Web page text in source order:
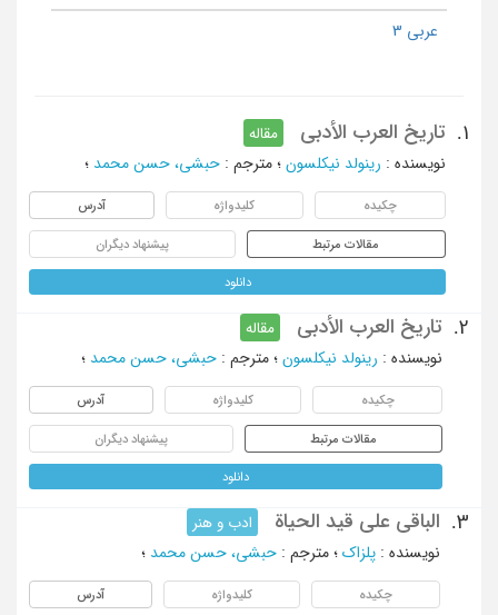
عربی 3
1. تاریخ العرب الأدبی
مقاله
نویسنده : رینولد نیکلسون ؛ مترجم : حبشی، حسن محمد ؛
چکیده کلیدواژه آدرس
مقالات مرتبط پیشنهاد دیگران
دانلود
2. تاریخ العرب الأدبی
مقاله
نویسنده : رینولد نیکلسون ؛ مترجم : حبشی، حسن محمد ؛
چکیده کلیدواژه آدرس
مقالات مرتبط پیشنهاد دیگران
دانلود
3. الباقی علی قید الحیاة
ادب و هنر
نویسنده : پلزاک ؛ مترجم : حبشی، حسن محمد ؛
چکیده کلیدواژه آدرس